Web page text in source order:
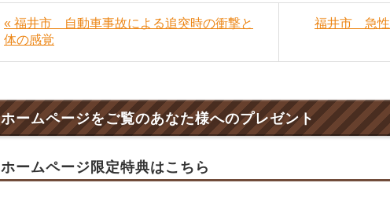
« 福井市 自動車事故による追突時の衝撃と
体の感覚
福井市 急性
ホームページをご覧のあなた様へのプレゼント
ホームページ限定特典はこちら